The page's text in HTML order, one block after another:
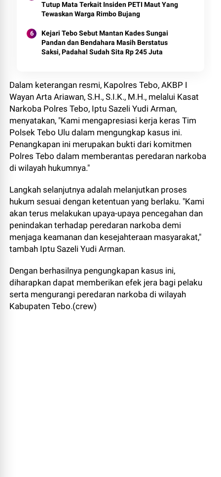
Tutup Mata Terkait Insiden PETI Maut Yang
Tewaskan Warga Rimbo Bujang
Kejari Tebo Sebut Mantan Kades Sungai
Pandan dan Bendahara Masih Berstatus
Saksi, Padahal Sudah Sita Rp 245 Juta
Dalam keterangan resmi, Kapolres Tebo, AKBP I
Wayan Arta Ariawan, S.H., S.I.K., M.H., melalui Kasat
Narkoba Polres Tebo, Iptu Sazeli Yudi Arman,
menyatakan, "Kami mengapresiasi kerja keras Tim
Polsek Tebo Ulu dalam mengungkap kasus ini.
Penangkapan ini merupakan bukti dari komitmen
Polres Tebo dalam memberantas peredaran narkoba
di wilayah hukumnya."
Langkah selanjutnya adalah melanjutkan proses
hukum sesuai dengan ketentuan yang berlaku. "Kami
akan terus melakukan upaya-upaya pencegahan dan
penindakan terhadap peredaran narkoba demi
menjaga keamanan dan kesejahteraan masyarakat,"
tambah Iptu Sazeli Yudi Arman.
Dengan berhasilnya pengungkapan kasus ini,
diharapkan dapat memberikan efek jera bagi pelaku
serta mengurangi peredaran narkoba di wilayah
Kabupaten Tebo.(crew)